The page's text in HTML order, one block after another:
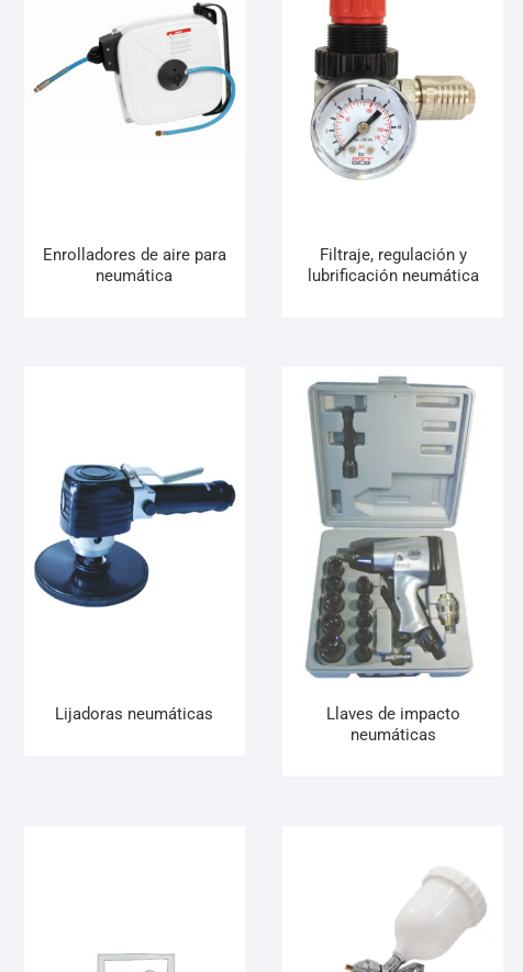
Enrolladores de aire para
neumática
Filtraje, regulación y
lubrificación neumática
Lijadoras neumáticas
Llaves de impacto
neumáticas